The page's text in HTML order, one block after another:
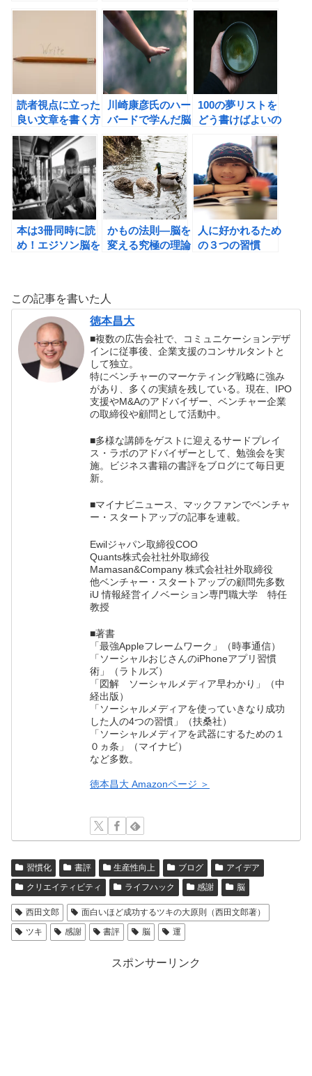
めよう！
力に気づけたこの
一年を振り返る！
読者視点に立った
良い文章を書く方
法。プロの代筆屋
による心を動かす
魔法の文章術（中
島泰成著）の書評
川崎康彦氏のハー
バードで学んだ脳
を鍛える53の方
法の書評
100の夢リストを
どう書けばよいの
本は3冊同時に読
め！エジソン脳を
かもの法則―脳を
変える究極の理論
人に好かれるため
の３つの習慣
この記事を書いた人
徳本昌大
■複数の広告会社で、コミュニケーションデザ
インに従事後、企業支援のコンサルタントと
して独立。
特にベンチャーのマーケティング戦略に強み
があり、多くの実績を残している。現在、IPO
支援やM&Aのアドバイザー、ベンチャー企業
の取締役や顧問として活動中。
■多様な講師をゲストに迎えるサードプレイ
ス・ラボのアドバイザーとして、勉強会を実
施。ビジネス書籍の書評をブログにて毎日更
新。
■マイナビニュース、マックファンでベンチャ
ー・スタートアップの記事を連載。
Ewilジャパン取締役COO
Quants株式会社社外取締役
Mamasan&Company 株式会社社外取締役
他ベンチャー・スタートアップの顧問先多数
iU 情報経営イノベーション専門職大学 特任
教授
■著書
「最強Appleフレームワーク」（時事通信）
「ソーシャルおじさんのiPhoneアプリ習慣
術」（ラトルズ）
「図解 ソーシャルメディア早わかり」（中
経出版）
「ソーシャルメディアを使っていきなり成功
した人の4つの習慣」（扶桑社）
「ソーシャルメディアを武器にするための１
０ヵ条」（マイナビ）
など多数。
徳本昌大 Amazonページ ＞
習慣化 書評 生産性向上 ブログ
アイデア
クリエイティビティ
ライフハック 感謝 脳
西田文郎
面白いほど成功するツキの大原則（西田文郎著）
ツキ
感謝 書評 脳 運
スポンサーリンク